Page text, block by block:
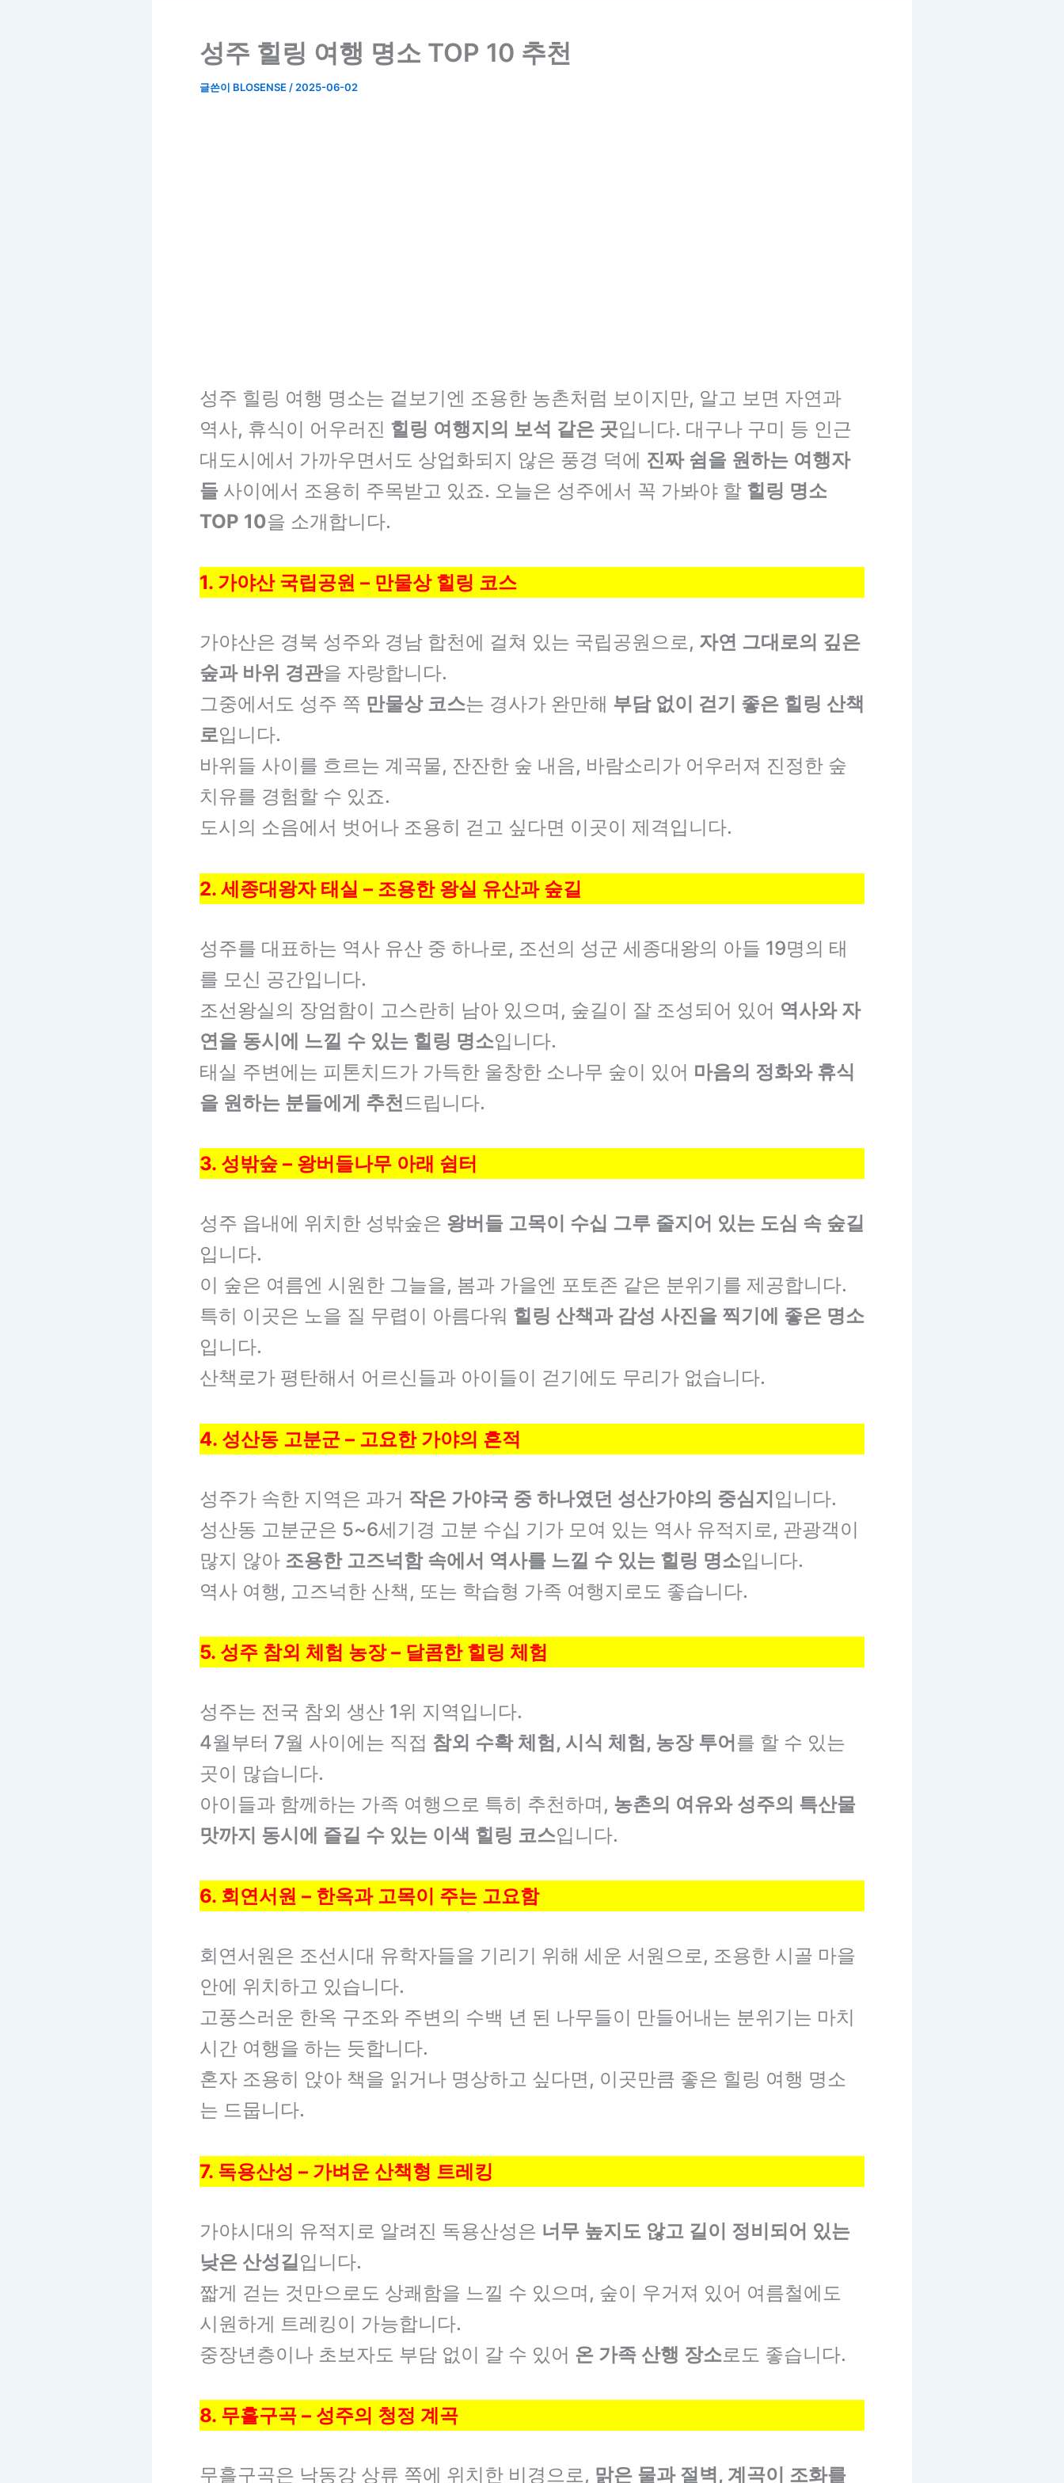
성주 힐링 여행 명소 TOP 10 추천
글쓴이 BLOSENSE / 2025-06-02
성주 힐링 여행 명소는 겉보기엔 조용한 농촌처럼 보이지만, 알고 보면 자연과
역사, 휴식이 어우러진 힐링 여행지의 보석 같은 곳입니다. 대구나 구미 등 인근
대도시에서 가까우면서도 상업화되지 않은 풍경 덕에 진짜 쉼을 원하는 여행자
들 사이에서 조용히 주목받고 있죠. 오늘은 성주에서 꼭 가봐야 할 힐링 명소
TOP 10을 소개합니다.
1. 가야산 국립공원 – 만물상 힐링 코스
가야산은 경북 성주와 경남 합천에 걸쳐 있는 국립공원으로, 자연 그대로의 깊은
숲과 바위 경관을 자랑합니다.
그중에서도 성주 쪽 만물상 코스는 경사가 완만해 부담 없이 걷기 좋은 힐링 산책
로입니다.
바위들 사이를 흐르는 계곡물, 잔잔한 숲 내음, 바람소리가 어우러져 진정한 숲
치유를 경험할 수 있죠.
도시의 소음에서 벗어나 조용히 걷고 싶다면 이곳이 제격입니다.
2. 세종대왕자 태실 – 조용한 왕실 유산과 숲길
성주를 대표하는 역사 유산 중 하나로, 조선의 성군 세종대왕의 아들 19명의 태
를 모신 공간입니다.
조선왕실의 장엄함이 고스란히 남아 있으며, 숲길이 잘 조성되어 있어 역사와 자
연을 동시에 느낄 수 있는 힐링 명소입니다.
태실 주변에는 피톤치드가 가득한 울창한 소나무 숲이 있어 마음의 정화와 휴식
을 원하는 분들에게 추천 드립니다.
3. 성밖숲 – 왕버들나무 아래 쉼터
성주 읍내에 위치한 성밖숲은 왕버들 고목이 수십 그루 줄지어 있는 도심 속 숲길
입니다.
이 숲은 여름엔 시원한 그늘을, 봄과 가을엔 포토존 같은 분위기를 제공합니다.
특히 이곳은 노을 질 무렵이 아름다워 힐링 산책과 감성 사진을 찍기에 좋은 명소
입니다.
산책로가 평탄해서 어르신들과 아이들이 걷기에도 무리가 없습니다.
4. 성산동 고분군 – 고요한 가야의 흔적
성주가 속한 지역은 과거 작은 가야국 중 하나였던 성산가야의 중심지입니다.
성산동 고분군은 5~6세기경 고분 수십 기가 모여 있는 역사 유적지로, 관광객이
많지 않아 조용한 고즈넉함 속에서 역사를 느낄 수 있는 힐링 명소입니다.
역사 여행, 고즈넉한 산책, 또는 학습형 가족 여행지로도 좋습니다.
5. 성주 참외 체험 농장 – 달콤한 힐링 체험
성주는 전국 참외 생산 1위 지역입니다.
4월부터 7월 사이에는 직접 참외 수확 체험, 시식 체험, 농장 투어 를 할 수 있는
곳이 많습니다.
아이들과 함께하는 가족 여행으로 특히 추천하며, 농촌의 여유와 성주의 특산물
맛까지 동시에 즐길 수 있는 이색 힐링 코스입니다.
6. 회연서원 – 한옥과 고목이 주는 고요함
회연서원은 조선시대 유학자들을 기리기 위해 세운 서원으로, 조용한 시골 마을
안에 위치하고 있습니다.
고풍스러운 한옥 구조와 주변의 수백 년 된 나무들이 만들어내는 분위기는 마치
시간 여행을 하는 듯합니다.
혼자 조용히 앉아 책을 읽거나 명상하고 싶다면, 이곳만큼 좋은 힐링 여행 명소
는 드뭅니다.
7. 독용산성 – 가벼운 산책형 트레킹
가야시대의 유적지로 알려진 독용산성은 너무 높지도 않고 길이 정비되어 있는
낮은 산성길 입니다.
짧게 걷는 것만으로도 상쾌함을 느낄 수 있으며, 숲이 우거져 있어 여름철에도
시원하게 트레킹이 가능합니다.
중장년층이나 초보자도 부담 없이 갈 수 있어 온 가족 산행 장소로도 좋습니다.
8. 무흘구곡 – 성주의 청정 계곡
무흘구곡은 낙동강 상류 쪽에 위치한 비경으로, 맑은 물과 절벽, 계곡이 조화를